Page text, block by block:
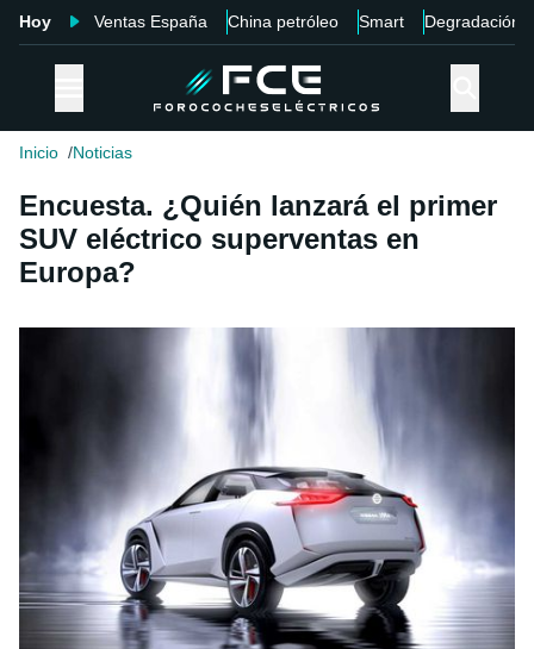
Hoy Ventas España China petróleo Smart Degradación
Inicio Noticias
Encuesta. ¿Quién lanzará el primer
SUV eléctrico superventas en
Europa?